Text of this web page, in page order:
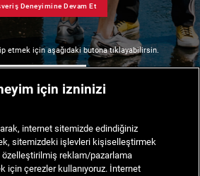
Deneyimine Devam Et
etmek için aşağıdaki butona tıklayabilirsin.
için izninizi
internet sitemizde edindiğiniz
sitemizdeki işlevleri kişiselleştirmek
özelleştirilmiş reklam/pazarlama
için çerezler kullanıyoruz. İnternet